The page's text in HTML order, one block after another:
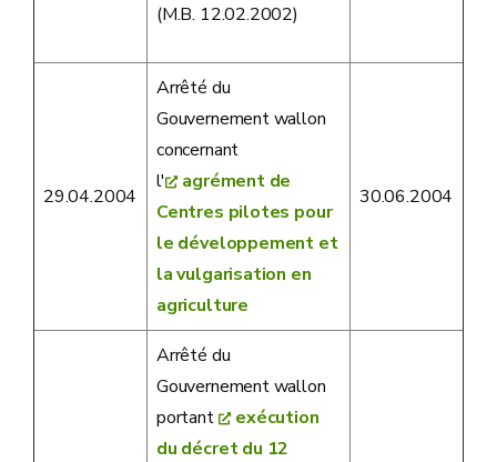
(M.B. 12.02.2002)
29.04.2004
Arrêté du
Gouvernement wallon
concernant
l'
agrément de
Centres pilotes pour
le développement et
la vulgarisation en
agriculture
30.06.2004
Arrêté du
Gouvernement wallon
portant
exécution
du décret du 12